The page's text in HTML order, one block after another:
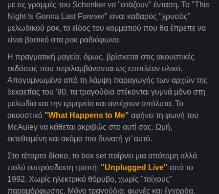
με τις γραμμές του Schenker να ''στάζουν'' ένταση. Το "This
Night Is Gonna Last Forever" είναι καθαρός ''χρυσός''
μελωδικού ροκ, το είδος του κομματιού που θα έπρεπε να
είναι βασικό στα ροκ ραδιόφωνα.
Η πραγματική μαγεία, όμως, βρίσκεται στις ακουστικές
εκδόσεις που περιλαμβάνονται ως επιπλέον υλικό.
Απογυμνωμένα από τη λάμψη παραγωγής των αρχών της
δεκαετίας του '90, τα τραγούδια στέκονται γυμνά μόνο στη
μελωδία και την ερμηνεία και αντέχουν απόλυτα. Το
ακουστικό "What Happens to Me" αφήνει τη φωνή του
McAuley να κάθεται ακριβώς στο αυτί σας. Ωμή,
εκτεθειμένη και ακόμα πιο δυνατή γι' αυτό.
Στο τέταρτο δίσκο, το box set παίρνει μια απότομη αλλά
πολύ ευπρόσδεκτη τροπή: ''Unplugged Live'' από το
1992. Χωρίς ηλεκτρικό θόρυβο, χωρίς ''τοίχους''
παραμόρφωσης. Μόνο τραγούδια, φωνές και έγχορδα.